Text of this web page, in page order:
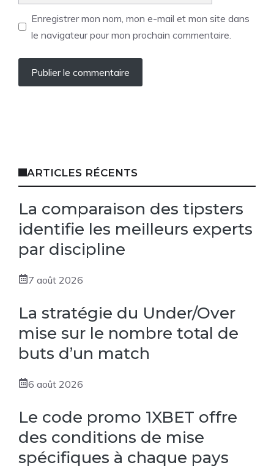
Enregistrer mon nom, mon e-mail et mon site dans
le navigateur pour mon prochain commentaire.
ARTICLES RÉCENTS
La comparaison des tipsters
identifie les meilleurs experts
par discipline
7 août 2026
La stratégie du Under/Over
mise sur le nombre total de
buts d’un match
6 août 2026
Le code promo 1XBET offre
des conditions de mise
spécifiques à chaque pays